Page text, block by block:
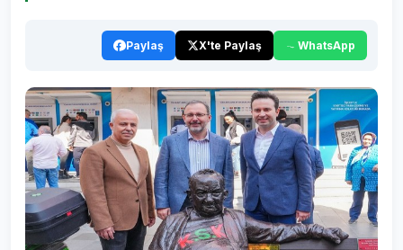
Paylaş X'te Paylaş WhatsApp